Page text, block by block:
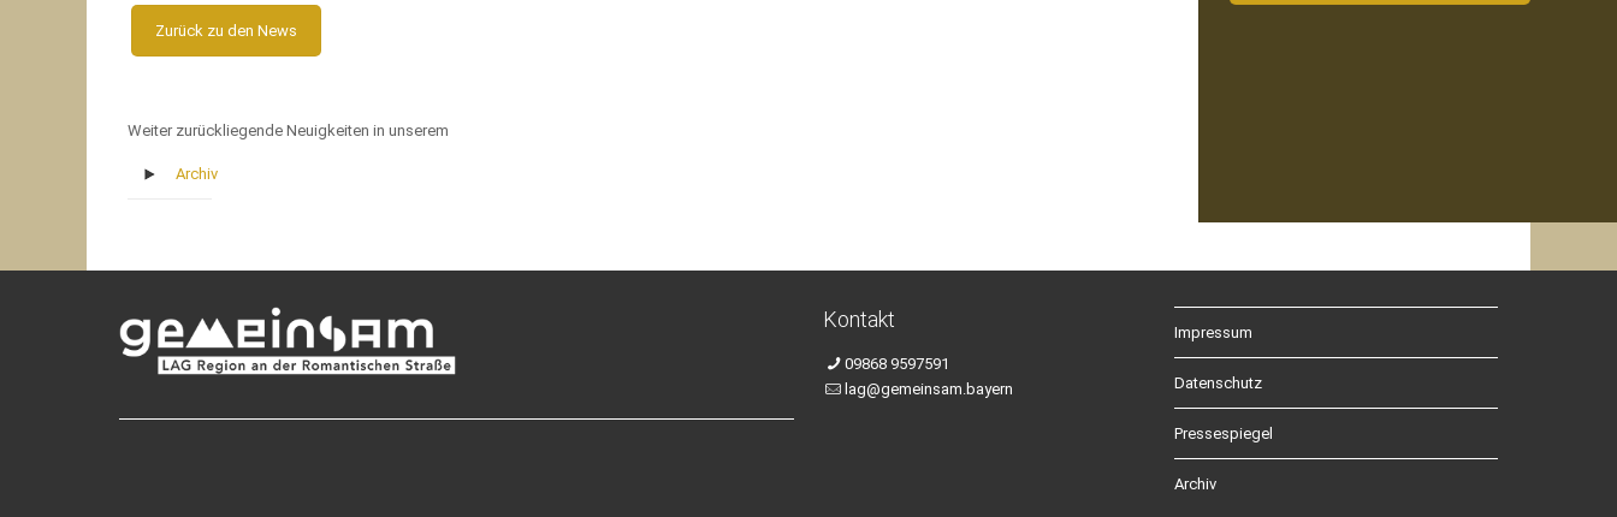
Zurück zu den News
Weiter zurückliegende Neuigkeiten in unserem
Archiv
Kontakt
09868 9597591
lag@gemeinsam.bayern
Impressum
Datenschutz
Pressespiegel
Archiv